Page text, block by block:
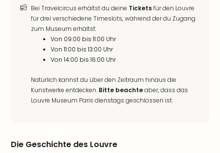
Bei Travelcircus erhältst du deine Ticketsfür den Louvre
für drei verschiedene Timeslots, während der du Zugang
zum Museum erhältst:
Von 09:00 bis 11:00 Uhr
Von 11:00 bis 13:00 Uhr
Von 14:00 bis 16:00 Uhr
Natürlich kannst du über den Zeitraum hinaus die
Kunstwerke entdecken. Bitte beachteaber, dass das
Louvre Museum Paris dienstags geschlossen ist.
Die Geschichte des Louvre